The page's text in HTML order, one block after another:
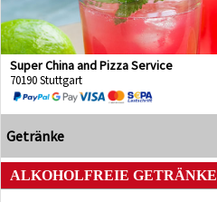
Super China and Pizza Service
70190 Stuttgart
Getränke
ALKOHOLFREIE GETRÄNKE